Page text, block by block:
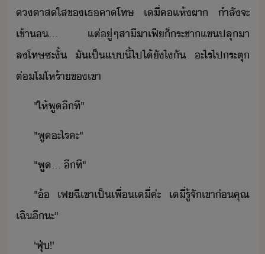
ตา​สใส​ข​เธ​คาโทษ​ ​เี​่​คแห้​ผา​ ​ำลัจะ​
เข้า​...​ ​แต่​ู่​ๆ​สาี​าเฟี​็​ระชา​แข​ปลุ​า​
ลโทษ​ซะั้​ ​ั​เป็​แี้​ไป​ไ้​ัไ​ั​ ​ะไร​ไป​ระตุ​
ต่​โโห​ร้า​ข​เขา
"​ให้​พู​ีที​"
"​พู​ะไร​คะ​"
"​พู​...​ ​ีที​"
"​้​ ​เฟ​ฉี​เขา​เป็เพื่​เี​่​ค่ะ​ ​เี​่​รู้จั​เขา​่​คุณ​
เฉิ​ี​ะ​"
'​ฟุ่​!​'​